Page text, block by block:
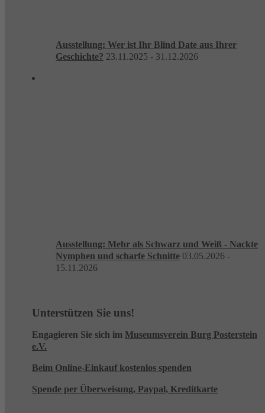
Ausstellung: Wer ist Ihr Blind Date aus Ihrer
Geschichte? 23.11.2025 - 31.12.2026
Ausstellung: Mehr als Schwarz und Weiß - Nackte
Nymphen und scharfe Schnitte 03.05.2026 -
15.11.2026
Unterstützen Sie uns!
Engagieren Sie sich im Museumsverein Burg Posterstein
e.V.
Beim Online-Einkauf kostenlos spenden
Spende per Überweisung, Paypal, Kreditkarte